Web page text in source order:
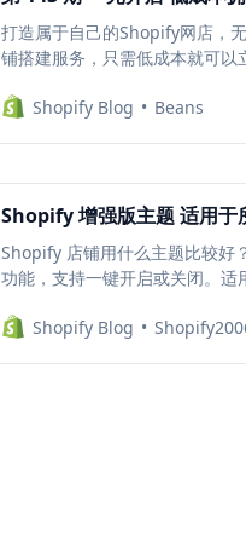
打造属于自己的Shopify网店，
铺搭建服务，只需低成本就可以
件时代码残留在主题中，拖慢店
Shopify Blog Beans
Shopify 增强版主题 适用于
Shopify 店铺用什么主题比较好
功能，支持一键开启或关闭。
Shopify Blog